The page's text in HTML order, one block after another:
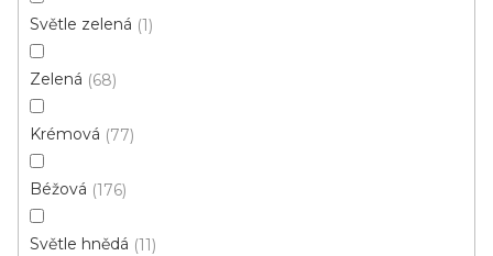
Světle zelená 1
Zelená 68
Krémová 77
Béžová 176
Světle hnědá 11
Koberec metráž SPRING / filc 6400